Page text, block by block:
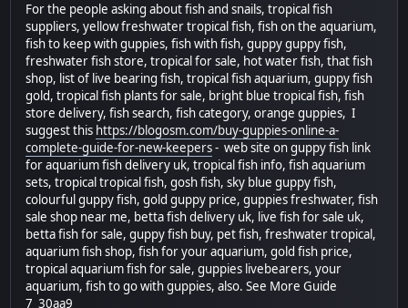
For the people asking about fish and snails, tropical fish
suppliers, yellow freshwater tropical fish, fish on the aquarium,
fish to keep with guppies, fish with fish, guppy guppy fish,
freshwater fish store, tropical for sale, hot water fish, that fish
shop, list of live bearing fish, tropical fish aquarium, guppy fish
gold, tropical fish plants for sale, bright blue tropical fish, fish
store delivery, fish search, fish category, orange guppies, I
suggest this https://blogosm.com/buy-guppies-online-a-
complete-guide-for-new-keepers- web site on guppy fish link
for aquarium fish delivery uk, tropical fish info, fish aquarium
sets, tropical tropical fish, gosh fish, sky blue guppy fish,
colourful guppy fish, gold guppy price, guppies freshwater, fish
sale shop near me, betta fish delivery uk, live fish for sale uk,
betta fish for sale, guppy fish buy, pet fish, freshwater tropical,
aquarium fish shop, fish for your aquarium, gold fish price,
tropical aquarium fish for sale, guppies livebearers, your
aquarium, fish to go with guppies, also. See More Guide
7_30aa9